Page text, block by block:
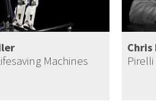
Machines